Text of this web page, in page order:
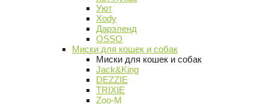
Уют
Xody
Дарэленд
OSSO
Миски для кошек и собак
Миски для кошек и собак
Jack&King
DEZZIE
TRIXIE
Zoo-M